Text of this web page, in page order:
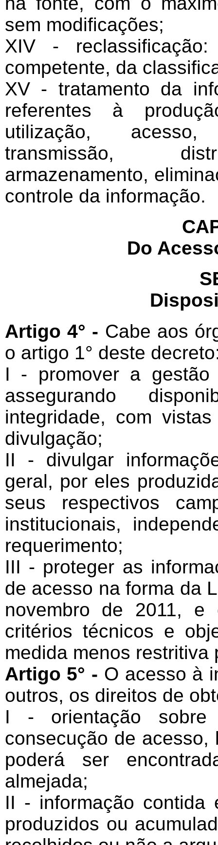
sem modificações;
XIV -
competente, da
XV - tratamento da
referentes à
utilização, acesso,
transmissão,
armazenamento,
controle da informação.
Do
Artigo 4° - Cabe aos
o artigo 1° deste
I - promover a gestão
assegurando
integridade, com
divulgação;
II - divulgar
geral, por eles
seus respectivos
institucionais,
requerimento;
III - proteger as
de acesso na forma da
novembro de 2011,
critérios técnicos e
medida menos restritiva
Artigo 5° - O acesso à
outros, os direitos de
I - orientação sobre
consecução de
poderá ser
almejada;
II - informação contida
produzidos ou